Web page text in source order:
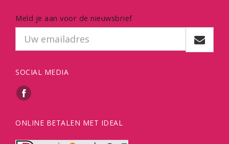
Meld je aan voor de nieuwsbrief
SOCIAL MEDIA
ONLINE BETALEN MET IDEAL